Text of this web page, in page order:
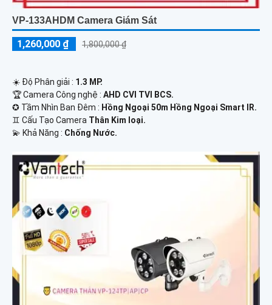
VP-133AHDM Camera Giám Sát
1,260,000 ₫ 1,800,000 ₫
☀️ Độ Phân giải : 1.3 MP.
🏆 Camera Công nghệ : AHD CVI TVI BCS.
✪ Tầm Nhìn Ban Đêm : Hồng Ngoại 50m Hồng Ngoại Smart IR.
♊ Cấu Tạo Camera Thân Kim loại.
️💫 Khả Năng : Chống Nước.